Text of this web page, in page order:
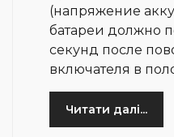
(напряжение
батареи должно
секунд после
включателя в
Читати далі...